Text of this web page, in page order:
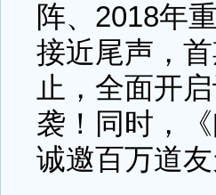
阵、2018年
接近尾声，
止，全面开
袭！同时，
诚邀百万道友